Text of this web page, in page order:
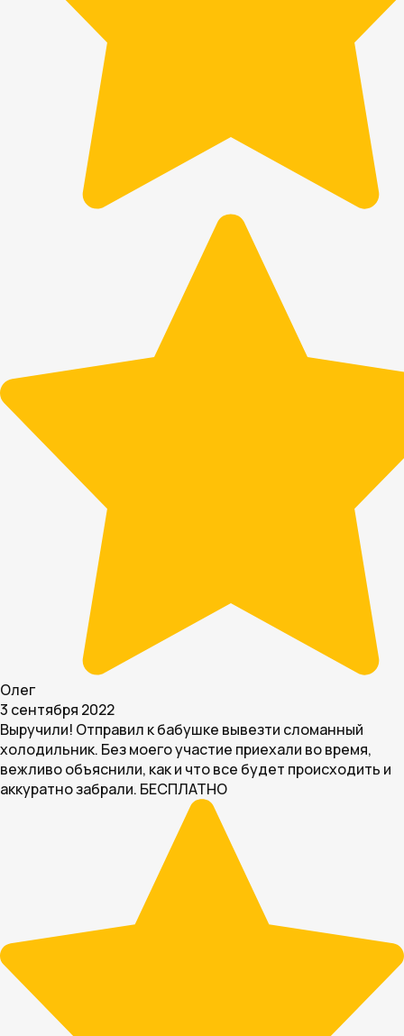
Олег
3 сентября 2022
Выручили! Отправил к бабушке вывезти сломанный
холодильник. Без моего участие приехали во время,
вежливо объяснили, как и что все будет происходить и
аккуратно забрали. БЕСПЛАТНО